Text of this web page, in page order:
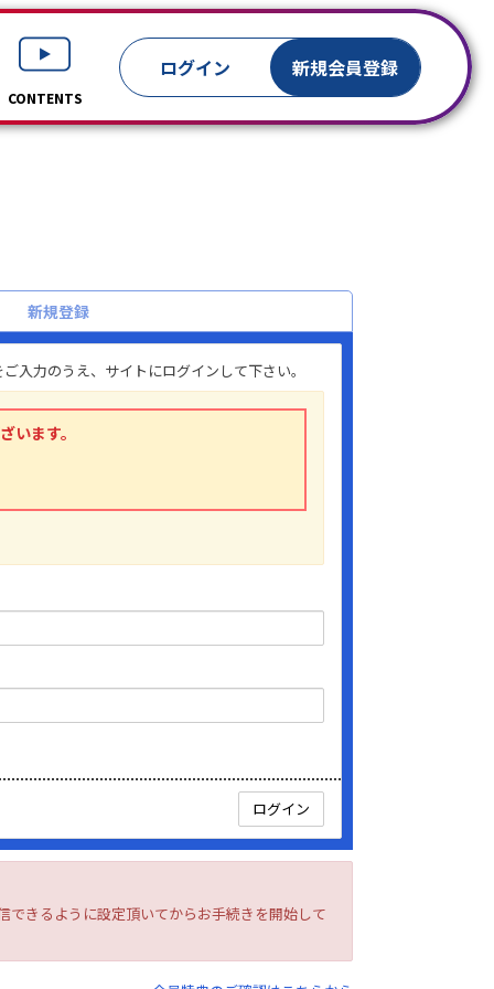
CONTENTS
ログイン 新規会員登録
新規登録
入力のうえ、サイトにログインして下さい。
います。
きるように設定頂いてからお手続きを開始して